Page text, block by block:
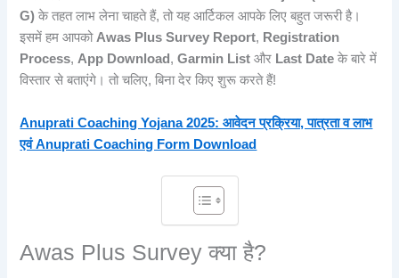
G) के तहत लाभ लेना चाहते हैं, तो यह आर्टिकल आपके लिए बहुत जरूरी है।
इसमें हम आपकोAwas Plus Survey Report, Registration
Process,App Download ,Garmin List और Last Date के बारे में
विस्तार से बताएंगे। तो चलिए, बिना देर किए शुरू करते हैं!
Anuprati Coaching Yojana 2025: आवेदन प्रक्रिया, पात्रता व लाभ
एवं Anuprati Coaching Form Download
Awas Plus Survey क्या है?